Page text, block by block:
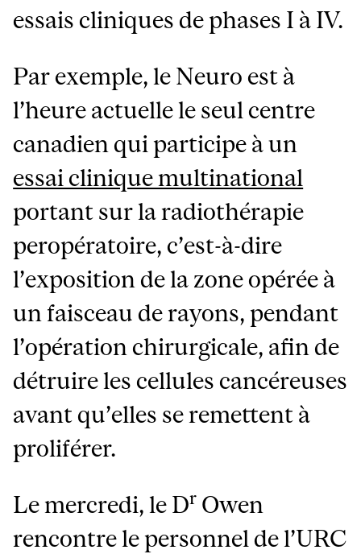
essais cliniques de phases I à IV.
Par exemple, le Neuro est à
l’heure actuelle le seul centre
canadien qui participe à un
essai clinique multinational
portant sur la radiothérapie
peropératoire, c’est-à-dire
l’exposition de la zone opérée à
un faisceau de rayons, pendant
l’opération chirurgicale, afin de
détruire les cellules cancéreuses
avant qu’elles se remettent à
proliférer.
Le mercredi, le Dr Owen
rencontre le personnel de l’URC